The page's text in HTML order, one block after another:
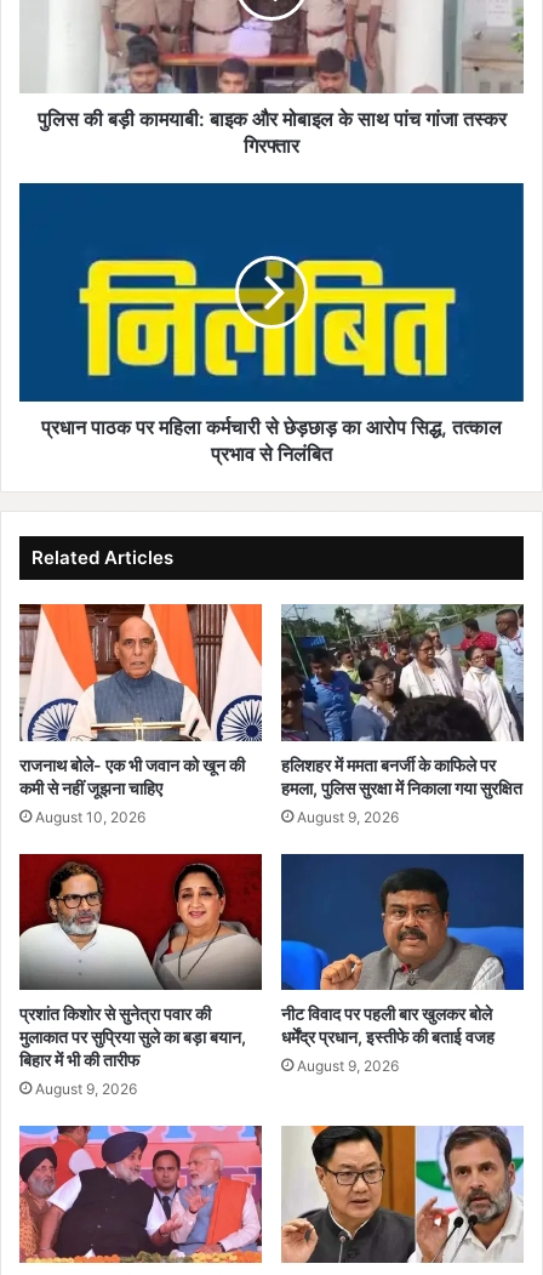
या
जा
स्क
र
गि
र
फ्ता
पुलिस की बड़ी कामयाबी: बाइक और मोबाइल के साथ पांच गांजा तस्कर
गिरफ्तार
म
से
छे
ड़
छा
ड़
का
आ
रो
प
सि
,
ल
प्र
भा
व
से
नि
लं
त
प्रधान पाठक पर महिला कर्मचारी से छेड़छाड़ का आरोप सिद्ध, तत्काल
प्रभाव से निलंबित
Related Articles
राजनाथ बोले- एक भी जवान को खून की
कमी से नहीं जूझना चाहिए
August 10, 2026
हलिशहर में ममता बनर्जी के काफिले पर
हमला, पुलिस सुरक्षा में निकाला गया सुरक्षित
August 9, 2026
प्रशांत किशोर से सुनेत्रा पवार की
मुलाकात पर सुप्रिया सुले का बड़ा बयान,
बिहार में भी की तारीफ
August 9, 2026
नीट विवाद पर पहली बार खुलकर बोले
धर्मेंद्र प्रधान, इस्तीफे की बताई वजह
August 9, 2026